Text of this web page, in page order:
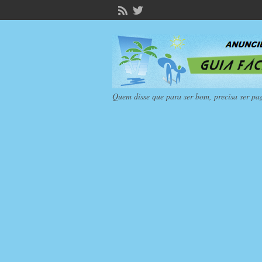
Quem disse que para ser bom, precisa ser